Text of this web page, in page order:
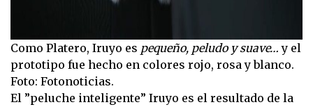
Como Platero, Iruyo es pequeño, peludo y suave… y el
prototipo fue hecho en colores rojo, rosa y blanco.
Foto: Fotonoticias.
El ”peluche inteligente” Iruyo es el resultado de la